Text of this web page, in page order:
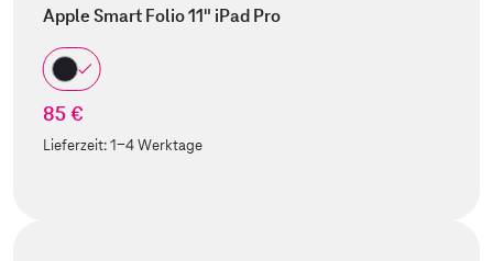
Apple Smart Folio 11" iPad Pro
85 €
Lieferzeit:1-4 Werktage